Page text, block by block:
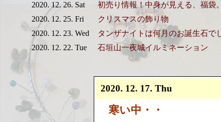
2020. 12. 26. Sat
初売り情報！中身が見える、福袋
2020. 12. 25. Fri
クリスマスの飾り物
2020. 12. 23. Wed
タンザナイトは何月のお誕生石で
2020. 12. 22. Tue
石垣山一夜城イルミネーション
2020. 12. 17. Thu
寒い中・・